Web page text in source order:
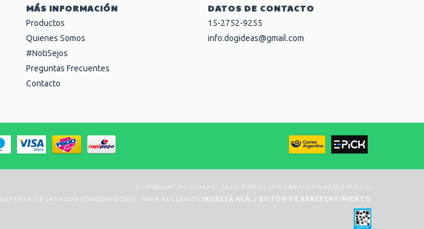
MÁS INFORMACIÓN
Productos
Quienes Somos
#NotiSejos
Preguntas Frecuentes
Contacto
DATOS DE CONTACTO
15-2752-9255
info.dogideas@gmail.com
COPYRIGHT DOGIDEAS - 2026. TODOS LOS DERECHOS RESERVADOS.
DEFENSA DE LAS Y LOS CONSUMIDORES. PARA RECLAMOS
INGRESÁ ACÁ. / BOTÓN DE ARREPENTIMIENTO